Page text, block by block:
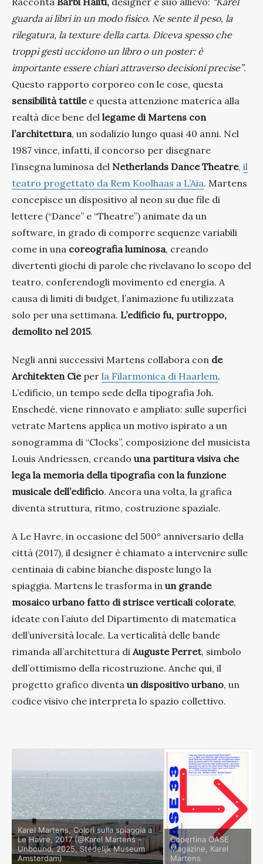
guarda ai libri in un modo fisico. Ne sente il peso, la
rilegatura, la texture della carta. Diceva spesso che
troppi gesti uccidono un libro o un poster: è
importante essere chiari attraverso decisioni precise”.
Questo rapporto corporeo con le cose, questa
sensibilità tattilee questa attenzione materica alla
realtà dice bene del legame di Martens con
l’architettura, un sodalizio lungo quasi 40 anni. Nel
1987 vince, infatti, il concorso per disegnare
l’insegna luminosa del Netherlands Dance Theatre, il
teatro progettato da Rem Koolhaas a L’Aia. Martens
concepisce un dispositivo al neon su due file di
lettere (“Dance” e “Theatre”) animate da un
software, in grado di comporre sequenze variabili
come in una coreografia luminosa, creando
divertenti giochi di parole che rivelavano lo scopo del
teatro, conferendogli movimento ed energia. A
causa di limiti di budget, l’animazione fu utilizzata
solo per una settimana. L’edificio fu, purtroppo,
demolito nel 2015.
Negli anni successivi Martens collabora con de
Architekten Cieper la Filarmonica di Haarlem.
L’edificio, un tempo sede della tipografia Joh.
Enschedé, viene rinnovato e ampliato: sulle superfici
vetrate Martens applica un motivo ispirato a un
sonogramma di “Clocks”, composizione del musicista
Louis Andriessen, creando una partitura visiva che
lega la memoria della tipografia con la funzione
musicale dell’edificio. Ancora una volta, la grafica
diventa struttura, ritmo, costruzione spaziale.
A Le Havre, in occasione del 500° anniversario della
città (2017), il designer è chiamato a intervenire sulle
centinaia di cabine bianche disposte lungo la
spiaggia. Martens le trasforma in un grande
mosaico urbano fatto di strisce verticali colorate,
ideate con l’aiuto del Dipartimento di matematica
dell’università locale. La verticalità delle bande
rimanda all’architettura di Auguste Perret, simbolo
dell’ottimismo della ricostruzione. Anche qui, il
progetto grafico diventa un dispositivo urbano, un
codice visivo che interpreta lo spazio collettivo.
Karel Martens, Colori sulla spiaggia a
Le Havre, 2017 (@Karel Martens -
Unbound, 2025, Stedelijk Museum
Amsterdam)
Copertina OASE
Magazine, Karel
Martens